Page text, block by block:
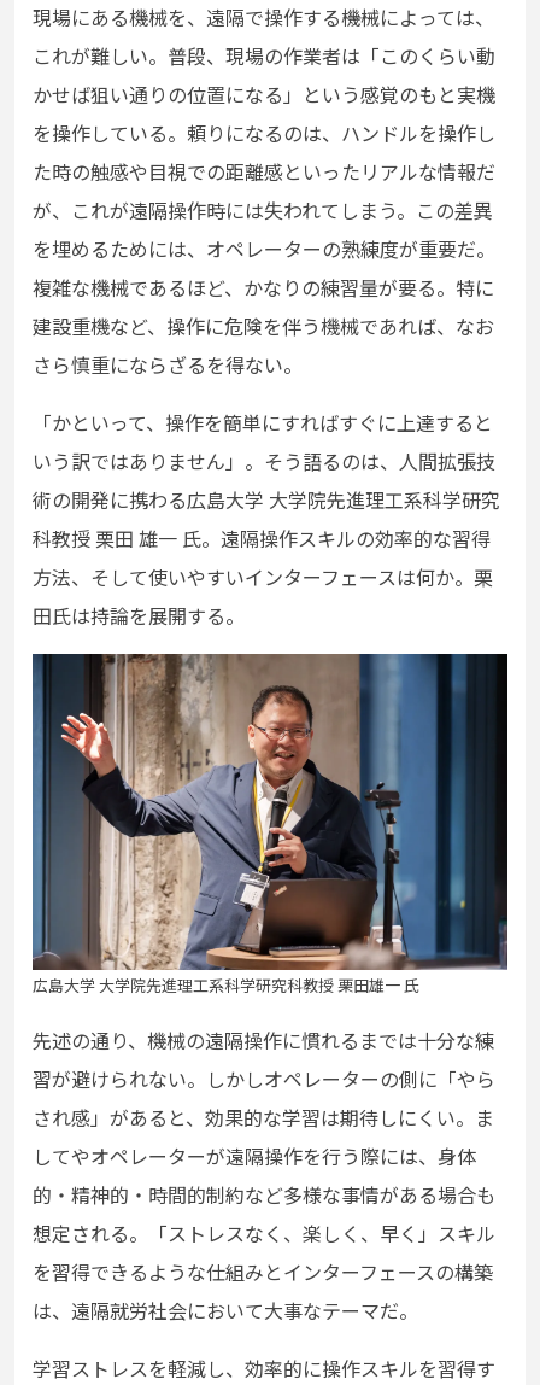
現場にある機械を、遠隔で操作する――機械によっては、
これが難しい。普段、現場の作業者は「このくらい動
かせば狙い通りの位置になる」という感覚のもと実機
を操作している。頼りになるのは、ハンドルを操作し
た時の触感や目視での距離感といったリアルな情報だ
が、これが遠隔操作時には失われてしまう。この差異
を埋めるためには、オペレーターの熟練度が重要だ。
複雑な機械であるほど、かなりの練習量が要る。特に
建設重機など、操作に危険を伴う機械であれば、なお
さら慎重にならざるを得ない。
「かといって、操作を簡単にすればすぐに上達すると
いう訳ではありません」。そう語るのは、⼈間拡張技
術の開発に携わる広島大学 大学院先進理工系科学研究
科教授 栗田 雄一 氏。遠隔操作スキルの効率的な習得
方法、そして使いやすいインターフェースは何か。栗
田氏は持論を展開する。
広島大学 大学院先進理工系科学研究科教授 栗田雄一 氏
先述の通り、機械の遠隔操作に慣れるまでは十分な練
習が避けられない。しかしオペレーターの側に「やら
され感」があると、効果的な学習は期待しにくい。ま
してやオペレーターが遠隔操作を行う際には、身体
的・精神的・時間的制約など多様な事情がある場合も
想定される。「ストレスなく、楽しく、早く」スキル
を習得できるような仕組みとインターフェースの構築
は、遠隔就労社会において大事なテーマだ。
学習ストレスを軽減し、効率的に操作スキルを習得す